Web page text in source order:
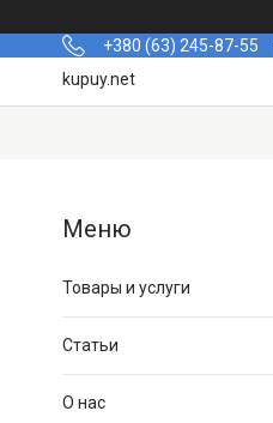
+380 (63) 245-87-55
kupuy.net
Товары и услуги
Статьи
О нас